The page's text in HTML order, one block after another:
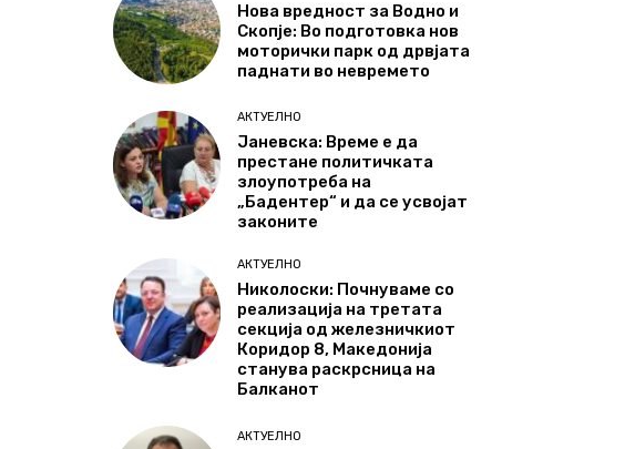
Нова вредност за Водно и
Скопје: Во подготовка нов
моторички парк од дрвјата
паднати во невремето
АКТУЕЛНО
Јаневска: Време е да
престане политичката
злоупотреба на
„Бадентер“ и да се усвојат
законите
АКТУЕЛНО
Николоски: Почнуваме со
реализација на третата
секција од железничкиот
Коридор 8, Македонија
станува раскрсница на
Балканот
АКТУЕЛНО